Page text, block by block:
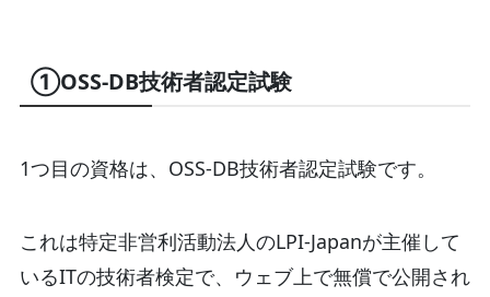
①OSS-DB技術者認定試験
1つ目の資格は、OSS-DB技術者認定試験です。
これは特定非営利活動法人のLPI-Japanが主催して
いるITの技術者検定で、ウェブ上で無償で公開され